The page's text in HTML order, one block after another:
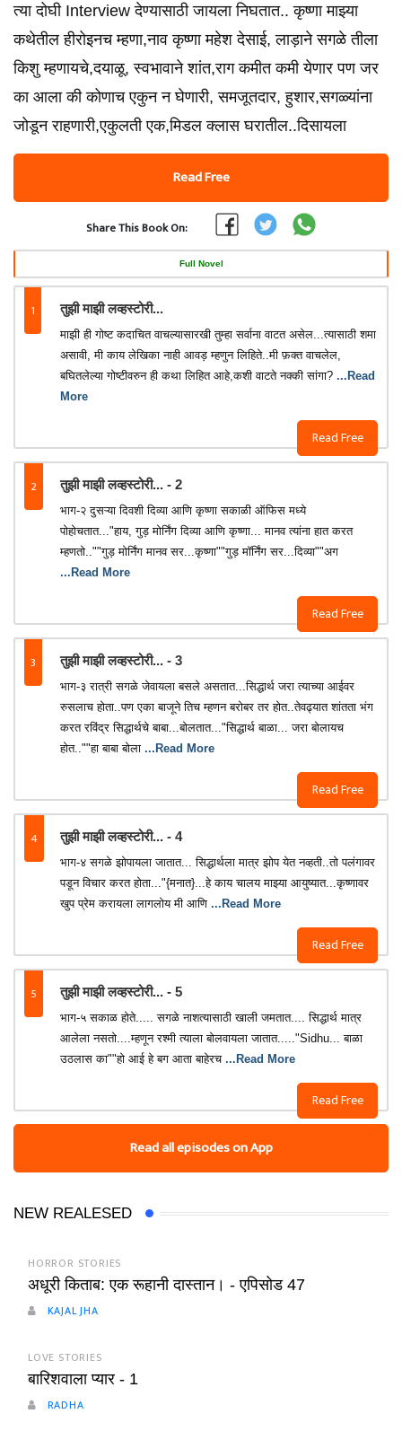
त्या दोघी Interview देण्यासाठी जायला निघतात.. कृष्णा माझ्या
कथेतील हीरोइनच म्हणा,नाव कृष्णा महेश देसाई, लाड़ाने सगळे तीला
किशु म्हणायचे,दयाळू, स्वभावाने शांत,राग कमीत कमी येणार पण जर
का आला की कोणाच एकुन न घेणारी, समजूतदार, हुशार,सगळ्यांना
जोडून राहणारी,एकुलती एक,मिडल क्लास घरातील..दिसायला
Read Free
Share This Book On:
Full Novel
1 तुझी माझी लव्हस्टोरी️️️️...
Read Free
माझी ही गोष्ट कदाचित वाचल्यासारखी तुम्हा सर्वाना वाटत असेल...त्यासाठी शमा
असावी, मी काय लेखिका नाही आवड़ म्हणुन लिहिते..मी फ़क्त वाचलेल,
बघितलेल्या गोष्टीवरुन ही कथा लिहित आहे,कशी वाटते नक्की सांगा? ...Read
More
2 तुझी माझी लव्हस्टोरी... - 2
Read Free
भाग-२ दुसऱ्या दिवशी दिव्या आणि कृष्णा सकाळी ऑफिस मध्ये
पोहोचतात..."हाय, गुड़ मोर्निंग दिव्या आणि कृष्णा... मानव त्यांना हात करत
म्हणतो..""गुड़ मोर्निंग मानव सर...कृष्णा""गुड़ मॉर्निंग सर...दिव्या""अग
...Read More
3 तुझी माझी लव्हस्टोरी... - 3
Read Free
भाग-३ रात्री सगळे जेवायला बसले असतात...सिद्धार्थ जरा त्याच्या आईवर
रुसलाच होता..पण एका बाजूने तिच म्हणन बरोबर तर होत..तेवढ्यात शांतता भंग
करत रविंद्र सिद्धार्थचे बाबा...बोलतात..."सिद्धार्थ बाळा... जरा बोलायच
होत..""हा बाबा बोला ...Read More
4 तुझी माझी लव्हस्टोरी... - 4
Read Free
भाग-४ सगळे झोपायला जातात... सिद्धार्थला मात्र झोप येत नव्हती..तो पलंगावर
पडून विचार करत होता..."{मनात}...हे काय चालय माझ्या आयुष्यात...कृष्णावर
खुप प्रेम करायला लागलोय मी आणि ...Read More
5 तुझी माझी लव्हस्टोरी... - 5
Read Free
भाग-५ सकाळ होते..... सगळे नाशत्यासाठी खाली जमतात.... सिद्धार्थ मात्र
आलेला नसतो....म्हणून रश्मी त्याला बोलवायला जातात....."Sidhu... बाळा
उठलास का""हो आई हे बग आता बाहेरच ...Read More
Read all episodes on App
NEW REALESED
HORROR STORIES
अधूरी किताब: एक रूहानी दास्तान। - एपिसोड 47
KAJAL JHA
LOVE STORIES
बारिशवाला प्यार - 1
RADHA